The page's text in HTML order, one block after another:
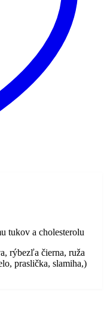
tukov a cholesterolu
rýbezľa čierna, ruža
praslička, slamiha,)